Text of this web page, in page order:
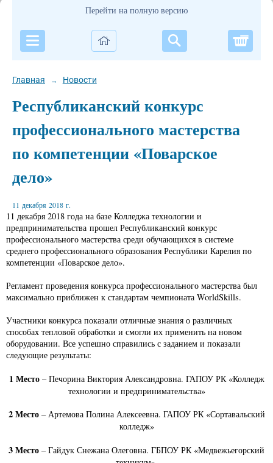
Перейти на полную версию
Главная → Новости
Республиканский конкурс
профессионального мастерства
по компетенции «Поварское
дело»
11 декабря 2018 г.
11 декабря 2018 года на базе Колледжа технологии и
предпринимательства прошел Республиканский конкурс
профессионального мастерства среди обучающихся в системе
среднего профессионального образования Республики Карелия по
компетенции «Поварское дело».
Регламент проведения конкурса профессионального мастерства был
максимально приближен к стандартам чемпионата WorldSkills.
Участники конкурса показали отличные знания о различных
способах тепловой обработки и смогли их применить на новом
оборудовании. Все успешно справились с заданием и показали
следующие результаты:
1 Место– Печорина Виктория Александровна. ГАПОУ РК «Колледж
технологии и предпринимательства»
2 Место– Артемова Полина Алексеевна. ГАПОУ РК «Сортавальский
колледж»
3 Место – Гайдук Снежана Олеговна. ГБПОУ РК «Медвежьегорский